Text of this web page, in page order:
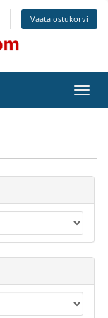
Vaata ostukorvi